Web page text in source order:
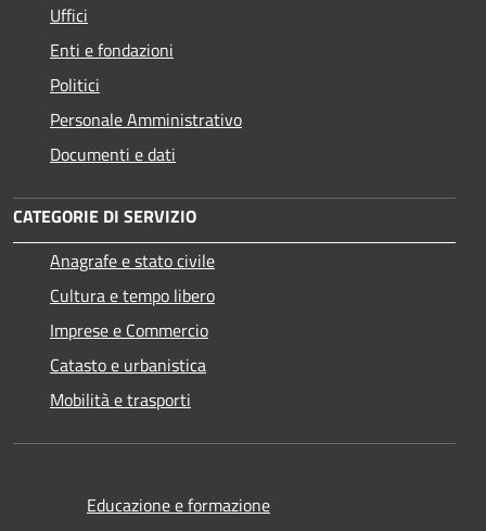
Uffici
Enti e fondazioni
Politici
Personale Amministrativo
Documenti e dati
CATEGORIE DI SERVIZIO
Anagrafe e stato civile
Cultura e tempo libero
Imprese e Commercio
Catasto e urbanistica
Mobilità e trasporti
Educazione e formazione